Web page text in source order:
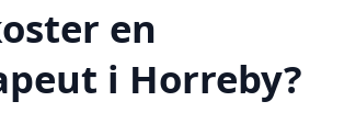
en
i Horreby?